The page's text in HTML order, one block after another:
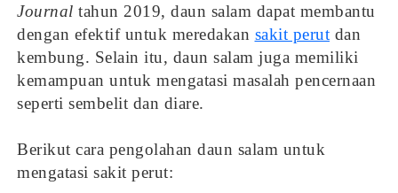
Journal tahun 2019, daun salam dapat membantu
dengan efektif untuk meredakan sakit perut dan
kembung. Selain itu, daun salam juga memiliki
kemampuan untuk mengatasi masalah pencernaan
seperti sembelit dan diare.
Berikut cara pengolahan daun salam untuk
mengatasi sakit perut: